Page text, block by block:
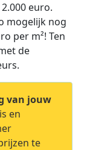
euro.
mogelijk nog
per m²! Ten
de
van jouw
en
te